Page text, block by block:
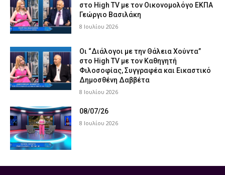
στο High TV με τον Οικονομολόγο ΕΚΠΑ
Γεώργιο Βασιλάκη
8 Ιουλίου 2026
Οι “Διάλογοι με την Θάλεια Χούντα”
στο High TV με τον Καθηγητή
Φιλοσοφίας, Συγγραφέα και Εικαστικό
Δημοσθένη Δαββέτα
8 Ιουλίου 2026
08/07/26
8 Ιουλίου 2026